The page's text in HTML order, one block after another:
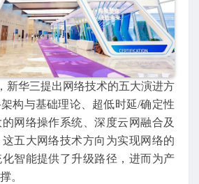
新华三提出网络技术的五大演进方
构与基础理论、超低时延/确定性
网络操作系统、深度云网融合及
五大网络技术方向为实现网络的
智能提供了升级路径，进而为产
。